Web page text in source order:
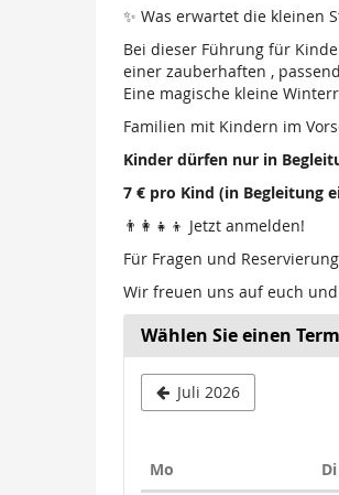
✨ Was erwartet die kleinen
Bei dieser Führung für
einer zauberhaften ,
Eine magische kleine
Familien mit Kindern im
Kinder dürfen nur in
7 € pro Kind (in Begleitung
👨‍👩‍👧‍👦 Jetzt anmelden!
Für Fragen und
Wir freuen uns auf euch
Wählen Sie einen
Juli 2026
Mo Di